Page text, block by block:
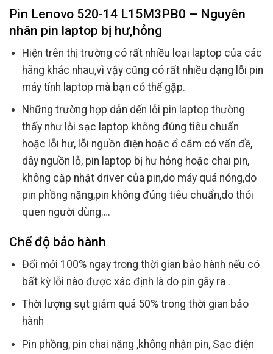
Pin Lenovo 520-14 L15M3PB0 – Nguyên
nhân pin laptop bị hư,hỏng
Hiện trên thị trường có rất nhiều loại laptop của các
hãng khác nhau,vì vậy cũng có rất nhiều dạng lỗi pin
máy tính laptop mà bạn có thể gặp.
Những trường hợp dẫn dến lỗi pin laptop thường
thấy như lỗi sạc laptop không đúng tiêu chuẩn
hoặc lỗi hư, lỗi nguồn điện hoặc ổ cắm có vấn đề,
dây nguồn lỗ, pin laptop bị hư hỏng hoặc chai pin,
không cập nhật driver của pin,do máy quá nóng,do
pin phồng nặng,pin không đúng tiêu chuẩn,do thói
quen người dùng….
Chế độ bảo hành
Đổi mới 100% ngay trong thời gian bảo hành nếu có
bất kỳ lỗi nào được xác định là do pin gây ra .
Thời lượng sụt giảm quá 50% trong thời gian bảo
hành
Pin phồng, pin chai nặng ,không nhận pin, Sạc điện